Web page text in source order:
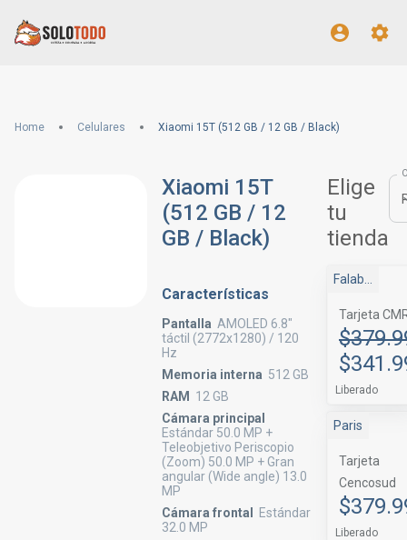
Home Celulares Xiaomi 15T (512 GB / 12 GB / Black)
Xiaomi 15T
(512 GB / 12
GB / Black)
Características
Pantalla AMOLED 6.8"
táctil (2772x1280) / 120
Hz
Memoria interna 512 GB
RAM
12 GB
Cámara principal
Estándar 50.0 MP +
Teleobjetivo Periscopio
(Zoom) 50.0 MP + Gran
angular (Wide angle) 13.0
MP
Cámara frontal
Estándar
32.0 MP
Elige
tu
tienda
Falabella
Tarjeta
Liberado
Paris
Tarjeta
Cencosud
Liberado